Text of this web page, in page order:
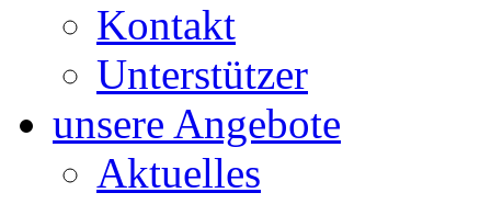
Kontakt
Unterstützer
unsere Angebote
Aktuelles